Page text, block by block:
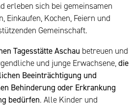
erleben sich bei gemeinsamen
Einkaufen, Kochen, Feiern und
Gemeinschaft.
Tagesstätte Aschau betreuen und
und junge Erwachsene,die
Beeinträchtigung und
Behinderung oder Erkrankung
bedürfen. Alle Kinder und